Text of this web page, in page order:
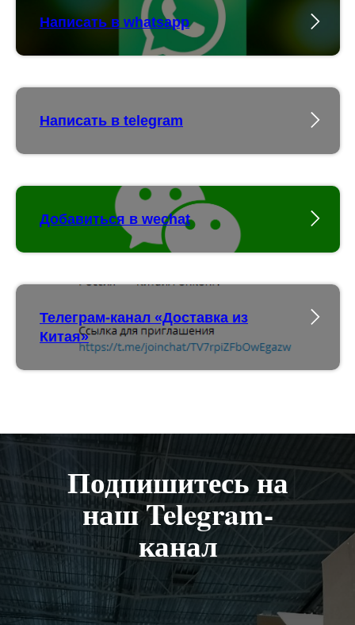
Написать в whatsapp
Написать в telegram
Добавиться в wechat
Телеграм-канал «Доставка из
Китая»
Подпишитесь на
наш Telegram-
канал